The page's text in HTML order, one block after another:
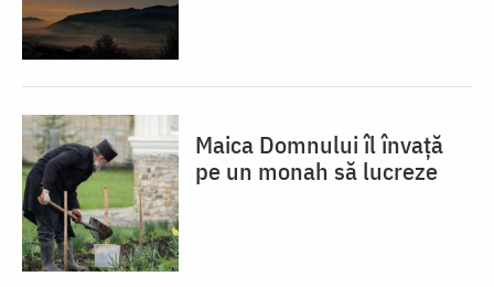
Maica Domnului îl învață
pe un monah să lucreze